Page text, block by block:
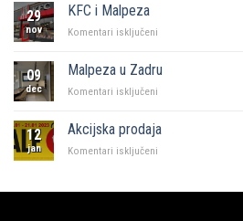
29
nov
KFC i Malpeza
Komentari isključeni
Malpeza
09
dec
Malpeza u Zadru
Komentari isključeni
Zadru
12
jan
Akcijska prodaja
Komentari isključeni